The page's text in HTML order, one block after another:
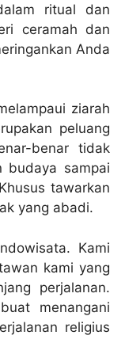
ritual dan
ceramah dan
Anda
ziarah
peluang
benar tidak
budaya sampai
tawarkan
yang abadi.
Kami
kami yang
perjalanan.
menangani
religius